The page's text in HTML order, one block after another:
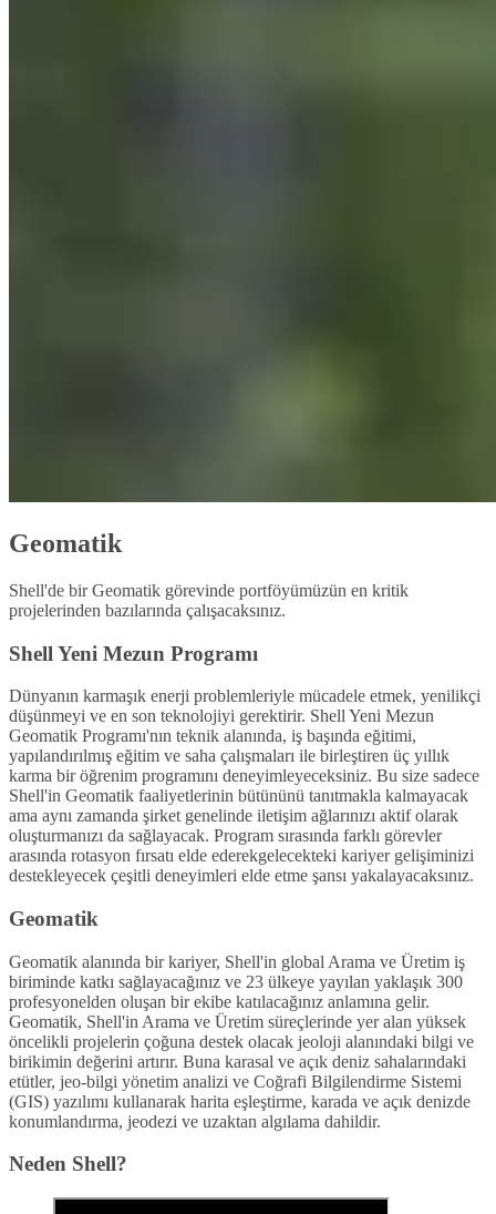
Geomatik
Shell'de bir Geomatik görevinde portföyümüzün en kritik
projelerinden bazılarında çalışacaksınız.
Shell Yeni Mezun Programı
Dünyanın karmaşık enerji problemleriyle mücadele etmek, yenilikçi
düşünmeyi ve en son teknolojiyi gerektirir. Shell Yeni Mezun
Geomatik Programı'nın teknik alanında, iş başında eğitimi,
yapılandırılmış eğitim ve saha çalışmaları ile birleştiren üç yıllık
karma bir öğrenim programını deneyimleyeceksiniz. Bu size sadece
Shell'in Geomatik faaliyetlerinin bütününü tanıtmakla kalmayacak
ama aynı zamanda şirket genelinde iletişim ağlarınızı aktif olarak
oluşturmanızı da sağlayacak. Program sırasında farklı görevler
arasında rotasyon fırsatı elde ederekgelecekteki kariyer gelişiminizi
destekleyecek çeşitli deneyimleri elde etme şansı yakalayacaksınız.
Geomatik
Geomatik alanında bir kariyer, Shell'in global Arama ve Üretim iş
biriminde katkı sağlayacağınız ve 23 ülkeye yayılan yaklaşık 300
profesyonelden oluşan bir ekibe katılacağınız anlamına gelir.
Geomatik, Shell'in Arama ve Üretim süreçlerinde yer alan yüksek
öncelikli projelerin çoğuna destek olacak jeoloji alanındaki bilgi ve
birikimin değerini artırır. Buna karasal ve açık deniz sahalarındaki
etütler, jeo-bilgi yönetim analizi ve Coğrafi Bilgilendirme Sistemi
(GIS) yazılımı kullanarak harita eşleştirme, karada ve açık denizde
konumlandırma, jeodezi ve uzaktan algılama dahildir.
Neden Shell?